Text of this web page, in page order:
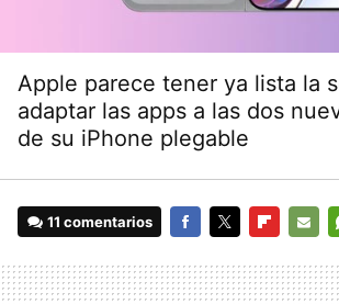
Apple parece tener ya lista la
adaptar las apps a las dos
de su iPhone plegable
11 comentarios
MAIL